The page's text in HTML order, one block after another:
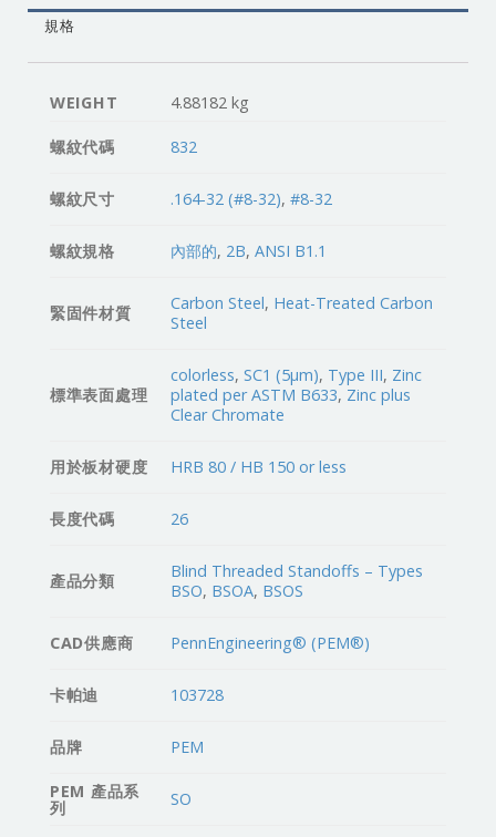
規格
WEIGHT 4.88182 kg
螺紋代碼 832
螺紋尺寸 .164-32 (#8-32),#8-32
螺紋規格 內部的, 2B,ANSI B1.1
緊固件材質 Carbon Steel, Heat-Treated Carbon
Steel
標準表面處理
colorless,SC1 (5µm), Type III, Zinc
plated per ASTM B633, Zinc plus
Clear Chromate
用於板材硬度 HRB 80 / HB 150 or less
長度代碼 26
產品分類
Blind Threaded Standoffs – Types
BSO, BSOA, BSOS
CAD供應商 PennEngineering® (PEM®)
卡帕迪 103728
品牌 PEM
PEM 產品系
列 SO